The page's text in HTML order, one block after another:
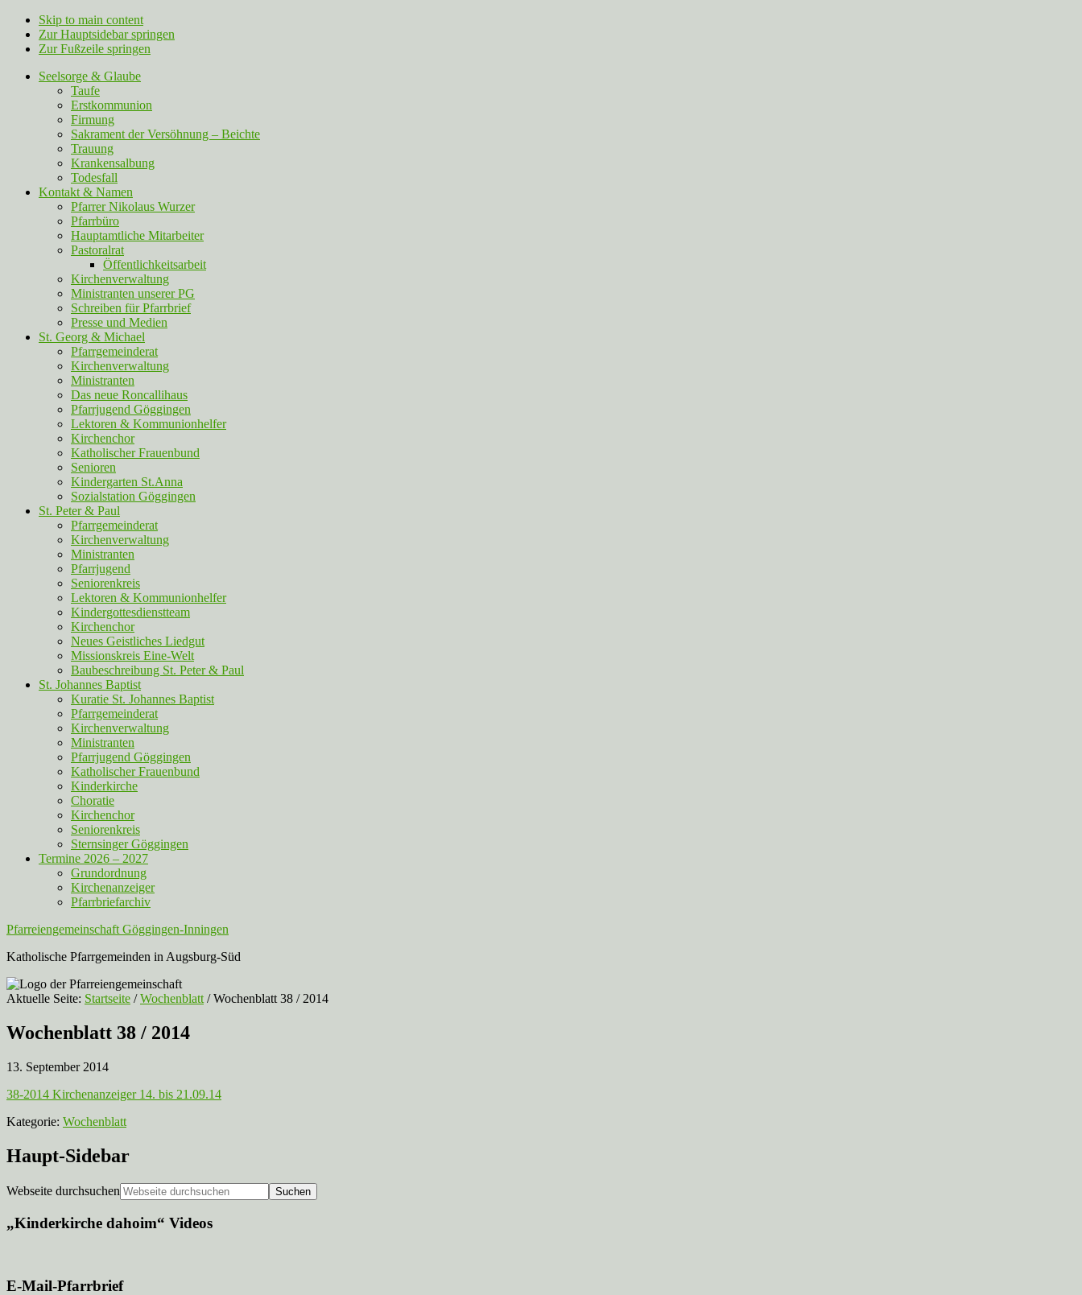
Skip to main content
Zur Hauptsidebar springen
Zur Fußzeile springen
Seelsorge & Glaube
Taufe
Erstkommunion
Firmung
Sakrament der Versöhnung – Beichte
Trauung
Krankensalbung
Todesfall
Kontakt & Namen
Pfarrer Nikolaus Wurzer
Pfarrbüro
Hauptamtliche Mitarbeiter
Pastoralrat
Öffentlichkeitsarbeit
Kirchenverwaltung
Ministranten unserer PG
Schreiben für Pfarrbrief
Presse und Medien
St. Georg & Michael
Pfarrgemeinderat
Kirchenverwaltung
Ministranten
Das neue Roncallihaus
Pfarrjugend Göggingen
Lektoren & Kommunionhelfer
Kirchenchor
Katholischer Frauenbund
Senioren
Kindergarten St.Anna
Sozialstation Göggingen
St. Peter & Paul
Pfarrgemeinderat
Kirchenverwaltung
Ministranten
Pfarrjugend
Seniorenkreis
Lektoren & Kommunionhelfer
Kindergottesdienstteam
Kirchenchor
Neues Geistliches Liedgut
Missionskreis Eine-Welt
Baubeschreibung St. Peter & Paul
St. Johannes Baptist
Kuratie St. Johannes Baptist
Pfarrgemeinderat
Kirchenverwaltung
Ministranten
Pfarrjugend Göggingen
Katholischer Frauenbund
Kinderkirche
Choratie
Kirchenchor
Seniorenkreis
Sternsinger Göggingen
Termine 2026 – 2027
Grundordnung
Kirchenanzeiger
Pfarrbriefarchiv
Pfarreiengemeinschaft Göggingen-Inningen
Katholische Pfarrgemeinden in Augsburg-Süd
Aktuelle Seite: Startseite / Wochenblatt /Wochenblatt 38 / 2014
Wochenblatt 38 / 2014
13. September 2014
38-2014 Kirchenanzeiger 14. bis 21.09.14
Kategorie: Wochenblatt
Haupt-Sidebar
Webseite durchsuchen
„Kinderkirche dahoim“ Videos
E-Mail-Pfarrbrief